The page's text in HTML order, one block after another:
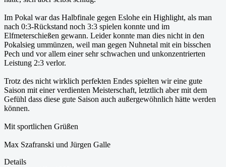
Im Pokal war das Halbfinale gegen Eslohe ein Highlight, als man
nach 0:3-Rückstand noch 3:3 spielen konnte und im
Elfmeterschießen gewann. Leider konnte man dies nicht in den
Pokalsieg ummünzen, weil man gegen Nuhnetal mit ein bisschen
Pech und vor allem einer sehr schwachen und unkonzentrierten
Leistung 2:3 verlor.
Trotz des nicht wirklich perfekten Endes spielten wir eine gute
Saison mit einer verdienten Meisterschaft, letztlich aber mit dem
Gefühl dass diese gute Saison auch außergewöhnlich hätte werden
können.
Mit sportlichen Grüßen
Max Szafranski und Jürgen Galle
Details